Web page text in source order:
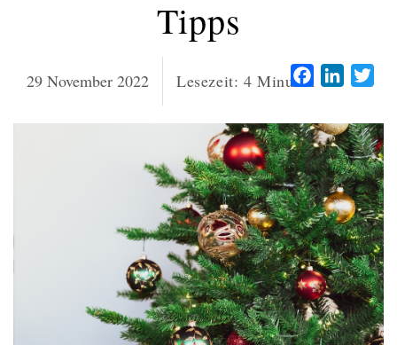
Tipps
29 November 2022 Lesezeit: 4 Minuten Facebook